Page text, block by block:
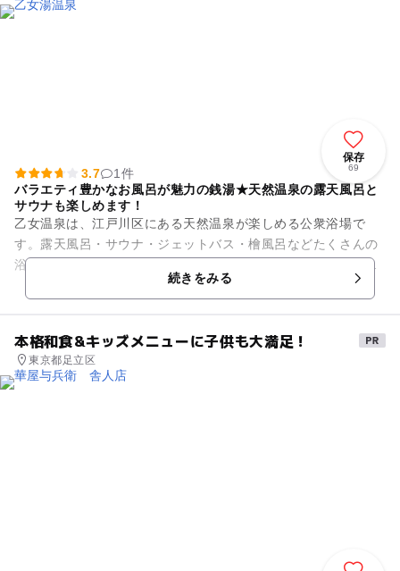
保存
69
3.7
1件
バラエティ豊かなお風呂が魅力の銭湯★天然温泉の露天風呂と
サウナも楽しめます！
乙女温泉は、江戸川区にある天然温泉が楽しめる公衆浴場で
す。露天風呂・サウナ・ジェットバス・檜風呂などたくさんの
浴槽があります。「黒湯」と呼ばれる黒色の源泉を満たした露
天風呂は、温泉効果抜群！ 天...
続きをみる
本格和食&キッズメニューに子供も大満足！
東京都足立区